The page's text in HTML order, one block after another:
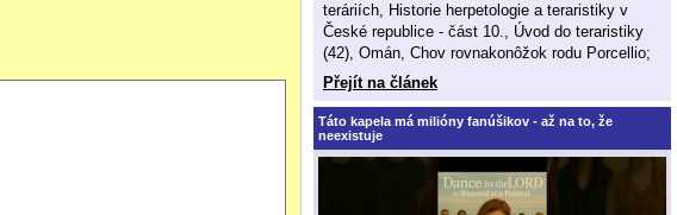
teráriích, Historie herpetologie a teraristiky v
České republice - část 10., Úvod do teraristiky
(42), Omán, Chov rovnakonôžok rodu Porcellio;
Přejít na článek
Táto kapela má milióny fanúšikov - až na to, že
neexistuje